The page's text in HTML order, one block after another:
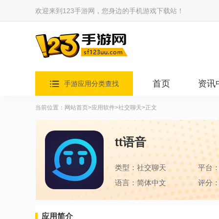
欢迎来到123手游网，您身边的手机游戏下载站！
手游应用分类查找 首页 资讯
当前位置： 网站首页>应用软件>社交聊天>正文
tt语音
类型：社交聊天
平台
语言：简体中文
评分
应用简介